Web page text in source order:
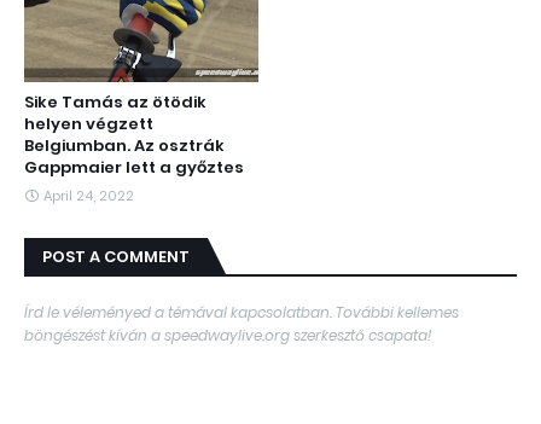
Sike Tamás az ötödik
helyen végzett
Belgiumban. Az osztrák
Gappmaier lett a győztes
April 24, 2022
POST A COMMENT
Írd le véleményed a témával kapcsolatban. További kellemes
böngészést kíván a speedwaylive.org szerkesztő csapata!